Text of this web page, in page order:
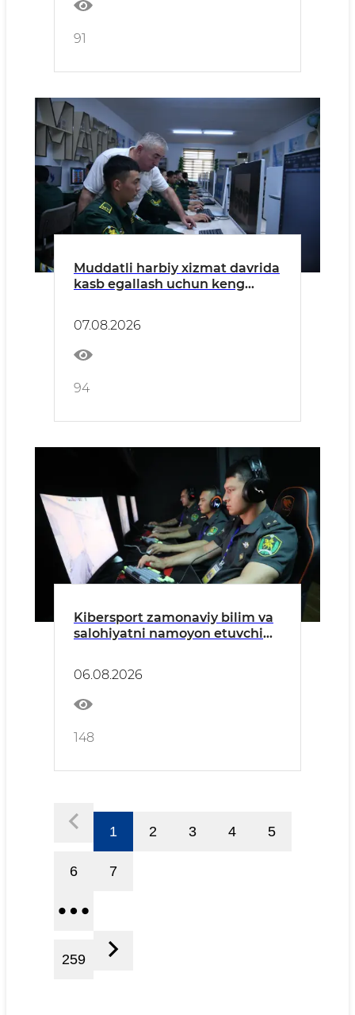
91
Muddatli harbiy xizmat davrida
kasb egallash uchun keng
07.08.2026
94
Kibersport zamonaviy bilim va
salohiyatni namoyon etuvchi
06.08.2026
148
1 2 3 4 5
6 7
259